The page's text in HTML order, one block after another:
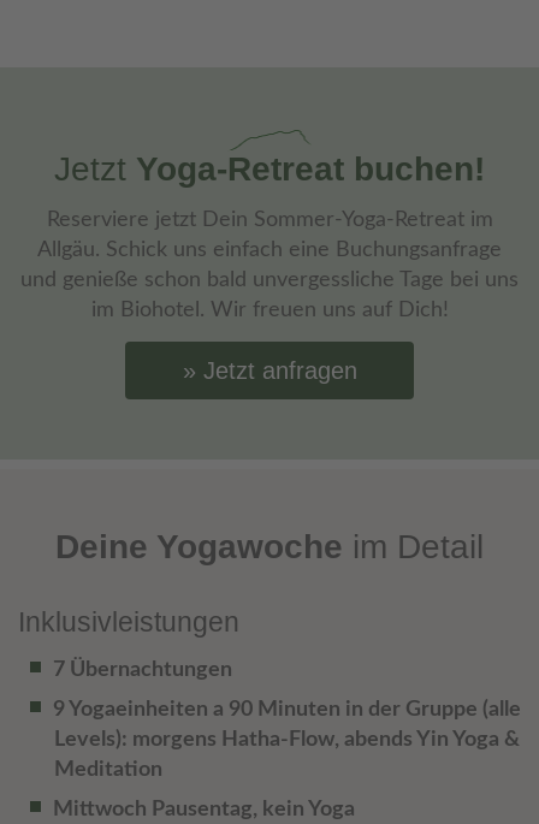
Jetzt Yoga-Retreat buchen!
Reserviere jetzt Dein Sommer-Yoga-Retreat im
Allgäu. Schick uns einfach eine Buchungsanfrage
und genieße schon bald unvergessliche Tage bei uns
im Biohotel. Wir freuen uns auf Dich!
Jetzt anfragen
Deine Yogawoche im Detail
Inklusivleistungen
7 Übernachtungen
9 Yogaeinheiten a 90 Minuten in der Gruppe (alle
Levels): morgens Hatha-Flow, abends Yin Yoga &
Meditation
Mittwoch Pausentag, kein Yoga